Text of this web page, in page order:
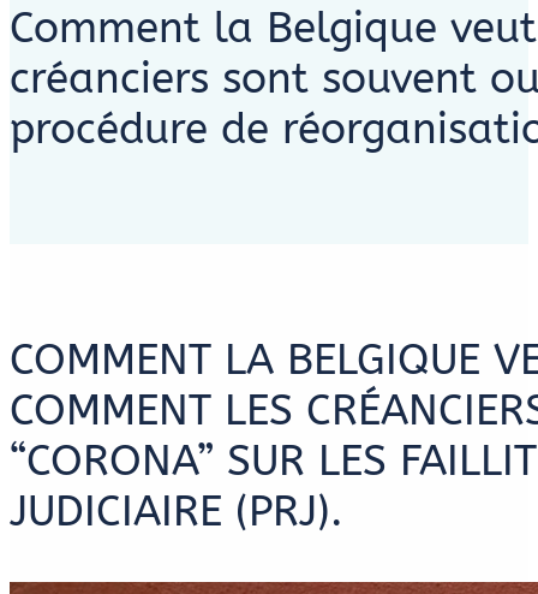
Comment la Belgique
créanciers sont souvent
procédure de
COMMENT LA BELGIQUE
COMMENT LES
“CORONA” SUR LES
JUDICIAIRE (PRJ).